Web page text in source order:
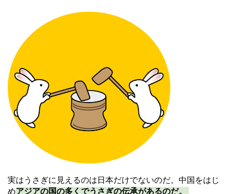
実はうさぎに見えるのは日本だけでないのだ。中国をはじ
めアジアの国の多くでうさぎの伝承があるのだ。